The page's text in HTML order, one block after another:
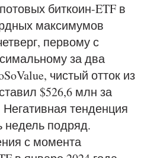
биткоин-ETF в
максимумов
первому с
за два
чистый отток из
$526,6 млн за
тенденция
недель подряд.
с момента